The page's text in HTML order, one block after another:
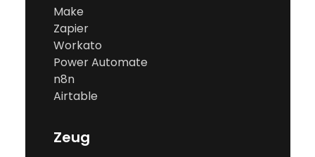
Make
Zapier
Workato
Power Automate
n8n
Airtable
Zeug